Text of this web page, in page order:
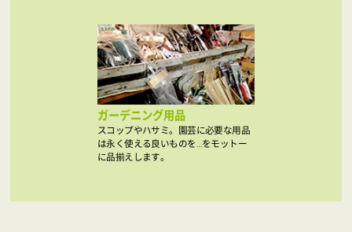
ガーデニング用品
スコップやハサミ。園芸に必要な用品
は永く使える良いものを…をモットー
に品揃えします。